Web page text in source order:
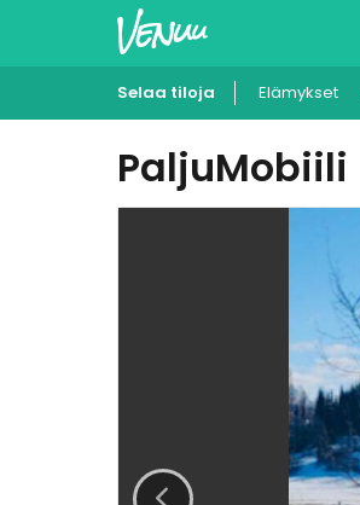
Selaa tiloja Elämykset
PaljuMobiili